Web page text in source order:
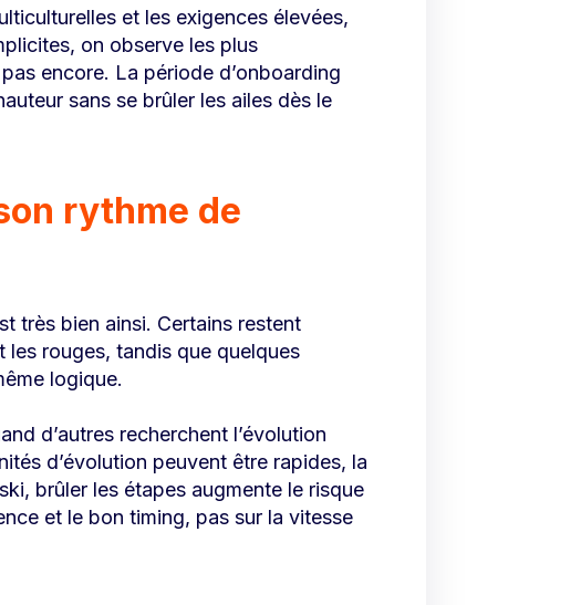
et les exigences élevées,
on observe les plus
encore. La période d’onboarding
sans se brûler les ailes dès le
rythme de
très bien ainsi. Certains restent
les rouges, tandis que quelques
logique.
d’autres recherchent l’évolution
d’évolution peuvent être rapides, la
brûler les étapes augmente le risque
et le bon timing, pas sur la vitesse